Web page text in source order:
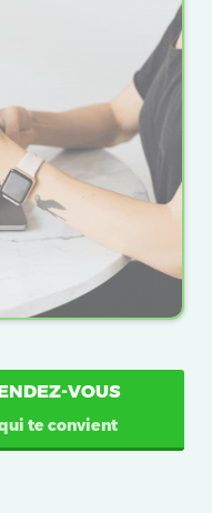
VOUS
te convient